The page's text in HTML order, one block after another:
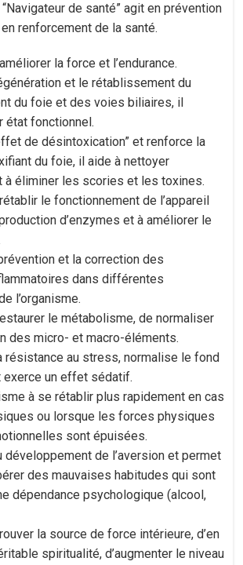
de santé” agit en prévention
renforcement de la santé.
la force et l’endurance.
et le rétablissement du
du foie et des voies biliaires, il
état fonctionnel.
de désintoxication” et renforce la
du foie, il aide à nettoyer
à éliminer les scories et les toxines.
le fonctionnement de l’appareil
d’enzymes et à améliorer le
et la correction des
dans différentes
l’organisme.
le métabolisme, de normaliser
des micro- et macro-éléments.
résistance au stress, normalise le fond
exerce un effet sédatif.
à se rétablir plus rapidement en cas
ou lorsque les forces physiques
sont épuisées.
développement de l’aversion et permet
des mauvaises habitudes qui sont
dépendance psychologique (alcool,
la source de force intérieure, d’en
spiritualité, d’augmenter le niveau